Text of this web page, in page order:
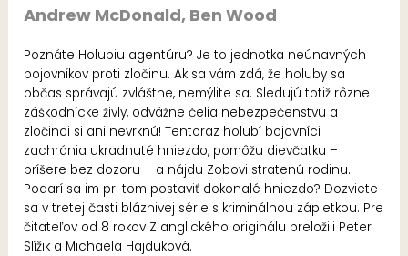
Andrew McDonald, Ben Wood
Poznáte Holubiu agentúru? Je to jednotka neúnavných
bojovníkov proti zločinu. Ak sa vám zdá, že holuby sa
občas správajú zvláštne, nemýlite sa. Sledujú totiž rôzne
záškodnícke živly, odvážne čelia nebezpečenstvu a
zločinci si ani nevrknú! Tentoraz holubí bojovníci
zachránia ukradnuté hniezdo, pomôžu dievčatku –
príšere bez dozoru – a nájdu Zobovi stratenú rodinu.
Podarí sa im pri tom postaviť dokonalé hniezdo? Dozviete
sa v tretej časti bláznivej série s kriminálnou zápletkou. Pre
čitateľov od 8 rokov Z anglického originálu preložili Peter
Slížik a Michaela Hajduková.